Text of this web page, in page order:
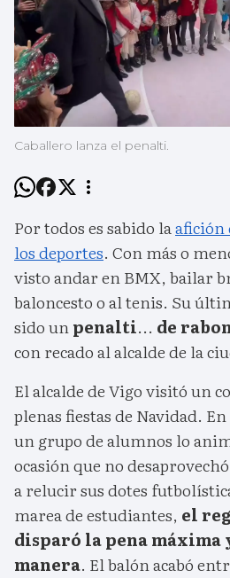
Caballero lanza el penalti.
Por todos es sabido laafición
los deportes. Con más o
visto andar en BMX, bailar
baloncesto o al tenis. Su
sido unpenalti... de
con recado al alcalde de la
El alcalde de Vigo visitó un
plenas fiestas de Navidad.
un grupo de alumnos lo
ocasión que no
a relucir sus dotes
marea de estudiantes, el
disparó la pena máxima
manera. El balón acabó